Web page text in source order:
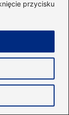
przycisku